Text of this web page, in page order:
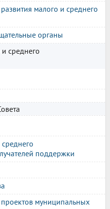
малого и среднего
органы
среднего
поддержки
муниципальных